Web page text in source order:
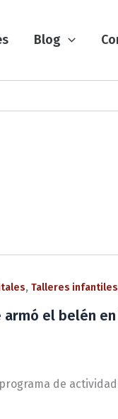
Blog
, Talleres infantiles
armó el belén
de